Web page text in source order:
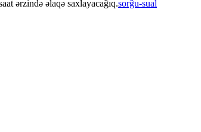
ərzində əlaqə saxlayacağıq.sorğu-sual